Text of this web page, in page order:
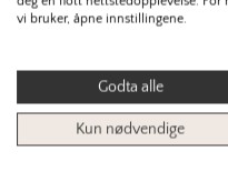
GRILLET PIZZA
En skikkelig
vi bruker, åpne innstillingene.
Godta alle
Kun nødvendige